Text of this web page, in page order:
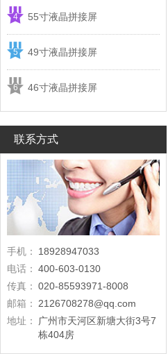
4 55寸液晶拼接屏
5 49寸液晶拼接屏
6 46寸液晶拼接屏
联系方式
手机：
18928947033
电话： 400-603-0130
传真： 020-85593971-8008
邮箱：
2126708278@qq.com
地址：
广州市天河区新塘大街3号7
栋404房